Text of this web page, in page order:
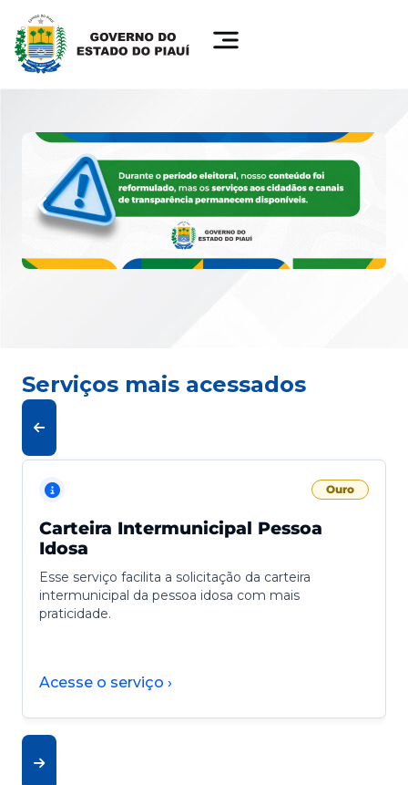
Serviços mais acessados
Ouro
Carteira Intermunicipal Pessoa
Idosa
Esse serviço facilita a solicitação da carteira
intermunicipal da pessoa idosa com mais
praticidade.
Acesse o serviço ›